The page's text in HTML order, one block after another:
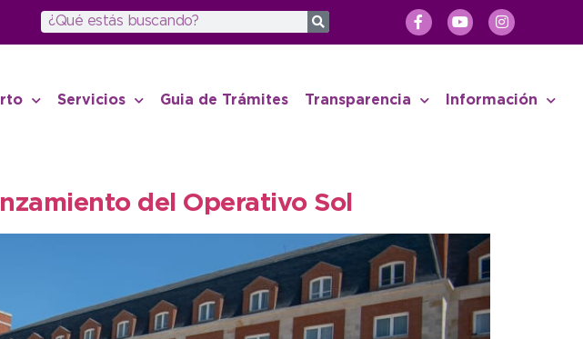
Servicios Guia de Trámites Transparencia Información
del Operativo Sol